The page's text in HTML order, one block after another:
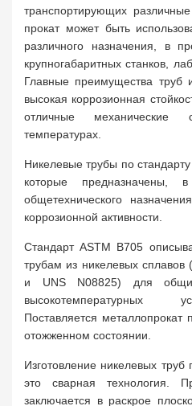
транспортирующих
прокат может быть
различного назначения, в
крупногабаритных станков,
Главные преимущества труб
высокая коррозионная
отличные механические
температурах.
Никелевые трубы по
которые предназначены,
общетехнического
коррозионной активности.
Стандарт ASTM B705
трубам из никелевых
и UNS N08825) для общих
высокотемпературных
Поставляется
отожженном состоянии.
Изготовление никелевых
это сварная технология.
заключается в раскрое